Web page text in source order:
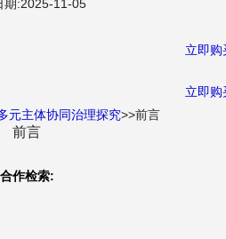
期:2025-11-05
立即购
立即购
元主体协同治理探究>>前言
前言
合作检索: